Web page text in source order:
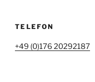
TELEFON
+49 (0)176 20292187